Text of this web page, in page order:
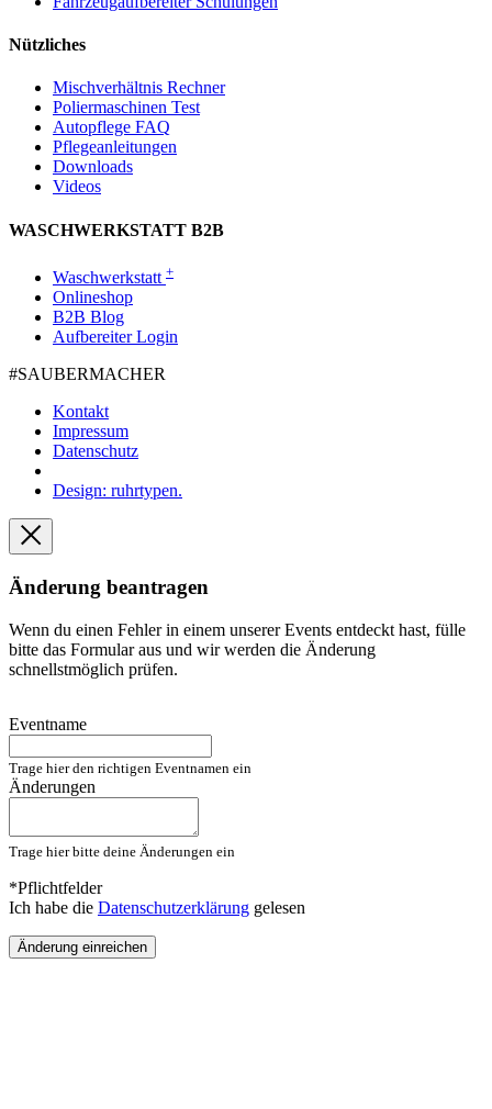
Nützliches
Mischverhältnis Rechner
Poliermaschinen Test
Autopflege FAQ
Pflegeanleitungen
Downloads
Videos
WASCHWERKSTATT B2B
Waschwerkstatt +
Onlineshop
B2B Blog
Aufbereiter Login
#SAUBER­MACHER
Kontakt
Impressum
Datenschutz
Design: ruhrtypen.
Änderung beantragen
Wenn du einen Fehler in einem unserer Events entdeckt hast, fülle
bitte das Formular aus und wir werden die Änderung
schnellstmöglich prüfen.
Eventname
Trage hier den richtigen Eventnamen ein
Änderungen
Trage hier bitte deine Änderungen ein
*Pflichtfelder
Ich habe die Datenschutzerklärung gelesen
Änderung einreichen